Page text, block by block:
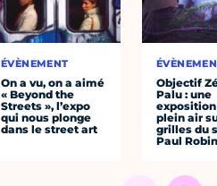
ÉVÈNEMENT
On a vu, on a aimé
« Beyond the
Streets », l’expo
qui nous plonge
dans le street art
Objectif
Palu : une
plein air
grilles du
Paul